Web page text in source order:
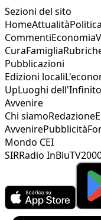
Sezioni del sito
HomeAttualitàPolitica
CommentiEconomia
CuraFamiglia
Pubblicazioni
Edizioni locali
UpLuoghi dell'Infinito
Avvenire
Chi siamoRedazione
AvvenirePubblicità
Mondo CEI
SIRRadio InBlu